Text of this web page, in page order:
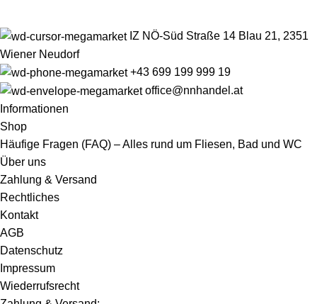
IZ NÖ-Süd Straße 14 Blau 21, 2351
Wiener Neudorf
+43 699 199 999 19
office@nnhandel.at
Informationen
Shop
Häufige Fragen (FAQ) – Alles rund um Fliesen, Bad und WC
Über uns
Zahlung & Versand
Rechtliches
Kontakt
AGB
Datenschutz
Impressum
Wiederrufsrecht